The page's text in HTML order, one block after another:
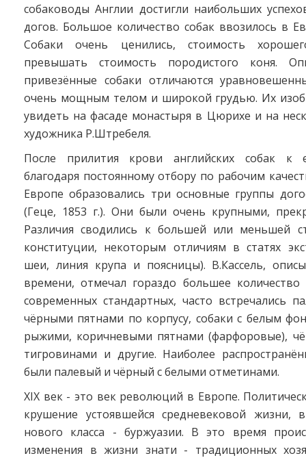
собаководы Англии достигли наибольших
догов. Большое количество собак ввозилось в
Собаки очень ценились, стоимость
превышать стоимость породистого коня.
привезённые собаки отличаются
очень мощным телом и широкой грудью. Их
увидеть на фасаде монастыря в Цюрихе и на
художника Р.Штребеля.
После прилития крови английских собак к
благодаря постоянному отбору по рабочим
Европе образовались три основные группы
(Геце, 1853 г.). Они были очень крупными,
Различия сводились к большей или меньшей
конституции, некоторым отличиям в статях
шеи, линия крупа и поясницы). В.Кассель,
времени, отмечал гораздо большее количество
современных стандартных, часто встречались
чёрными пятнами по корпусу, собаки с белым
рыжими, коричневыми пятнами (фарфоровые),
тигровинами и другие. Наиболее
были палевый и чёрный с белыми отметинами.
XIX век - это век революций в Европе.
крушение устоявшейся средневековой жизни,
нового класса - буржуазии. В это время
изменения в жизни знати - традиционных